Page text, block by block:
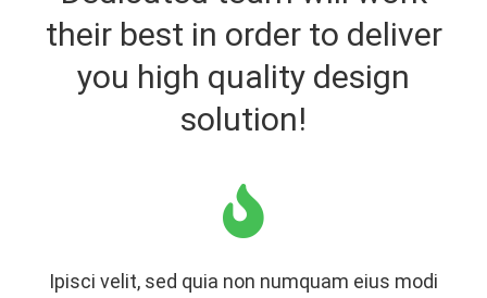
their best in order to deliver
you high quality design
solution!
Ipisci velit, sed quia non numquam eius modi